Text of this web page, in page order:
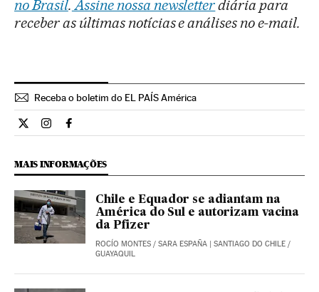
no Brasil. Assine nossa newsletterdiária para
receber as últimas notícias e análises no e-mail.
Receba o boletim do EL PAÍS América
Internacional El País Brasil en Twitter
Internacional El País Brasil en Instagram
Internacional El País Brasil en Facebook
MAIS INFORMAÇÕES
Chile e Equador se adiantam na
América do Sul e autorizam vacina
da Pfizer
ROCÍO MONTES / SARA ESPAÑA | SANTIAGO DO CHILE /
GUAYAQUIL